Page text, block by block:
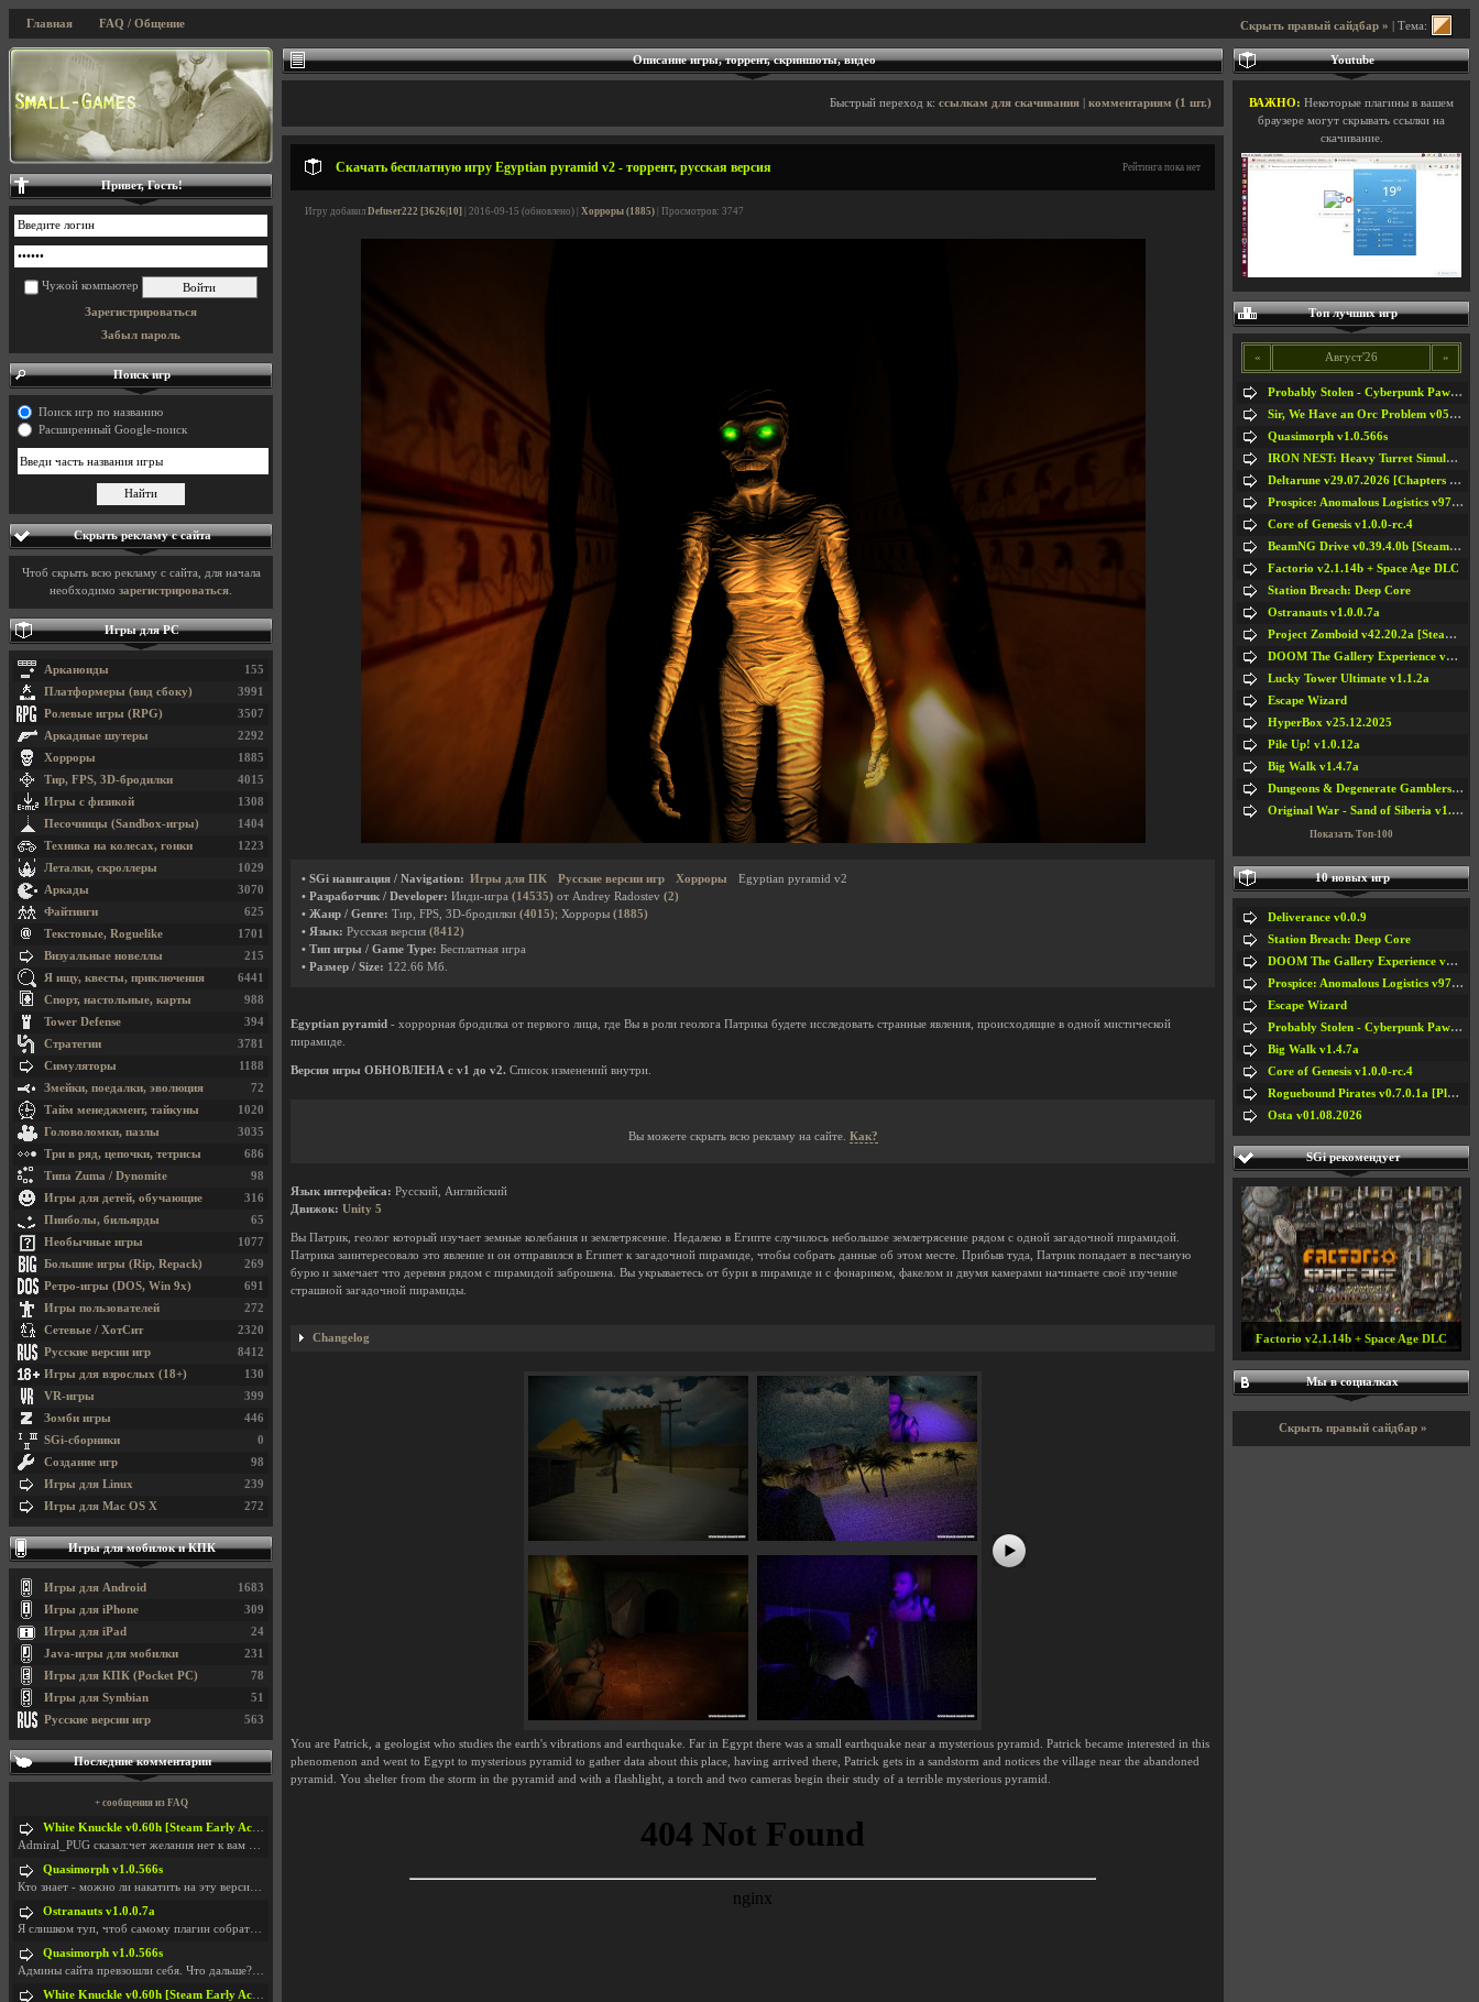
Скрыть правый сайдбар » | Тема:
Главная FAQ / Общение
Описание игры, торрент, скриншоты, видео
Быстрый переход к: ссылкам для скачивания комментариям (1 шт.)
Скачать бесплатную игру Egyptian pyramid v2 - торрент, русская версия Рейтинга пока нет
Игру добавил Defuser222 [3626|10] | 2016-09-15 (обновлено) | Хорроры (1885) | Просмотров: 3747
• SGi навигация / Navigation: Игры для ПК Русские версии игр Хорроры
Egyptian pyramid v2
• Разработчик / Developer: Инди-игра (14535) от Andrey Radostev (2)
• Жанр / Genre: Тир, FPS, 3D-бродилки (4015); Хорроры (1885)
• Язык: Русская версия (8412)
• Тип игры / Game Type: Бесплатная игра
• Размер / Size: 122.66 Мб.
Egyptian pyramid - хоррорная бродилка от первого лица, где Вы в роли геолога Патрика будете исследовать странные явления, происходящие в одной мистической
пирамиде.
Версия игры ОБНОВЛЕНА с v1 до v2. Список изменений внутри.
Вы можете скрыть всю рекламу на сайте. Как?
Язык интерфейса: Русский, Английский
Движок: Unity 5
Вы Патрик, геолог который изучает земные колебания и землетрясение. Недалеко в Египте случилось небольшое землетрясение рядом с одной загадочной пирамидой.
Патрика заинтересовало это явление и он отправился в Египет к загадочной пирамиде, чтобы собрать данные об этом месте. Прибыв туда, Патрик попадает в песчаную
бурю и замечает что деревня рядом с пирамидой заброшена. Вы укрываетесь от бури в пирамиде и с фонариком, факелом и двумя камерами начинаете своё изучение
страшной загадочной пирамиды.
Changelog
#6
#8
You are Patrick, a geologist who studies the earth's vibrations and earthquake. Far in Egypt there was a small earthquake near a mysterious pyramid. Patrick became interested in this
phenomenon and went to Egypt to mysterious pyramid to gather data about this place, having arrived there, Patrick gets in a sandstorm and notices the village near the abandoned
pyramid. You shelter from the storm in the pyramid and with a flashlight, a torch and two cameras begin their study of a terrible mysterious pyramid.
Привет, Гость!
Чужой компьютер
Зарегистрироваться
Забыл пароль
Поиск игр
Поиск игр по названию
Расширенный Google-поиск
Скрыть рекламу с сайта
Чтоб скрыть всю рекламу с сайта, для начала
необходимо зарегистрироваться
Игры для PC
155
Арканоиды
3991
Платформеры (вид сбоку)
3507
Ролевые игры (RPG)
2292
Аркадные шутеры
1885
Хорроры
4015
Тир, FPS, 3D-бродилки
1308
Игры с физикой
1404
Песочницы (Sandbox-игры)
1223
Техника на колесах, гонки
1029
Леталки, скроллеры
3070
Аркады
625
Файтинги
1701
Текстовые, Roguelike
215
Визуальные новеллы
6441
Я ищу, квесты, приключения
988
Спорт, настольные, карты
394
Tower Defense
3781
Стратегии
1188
Симуляторы
72
Змейки, поедалки, эволюция
1020
Тайм менеджмент, тайкуны
3035
Головоломки, пазлы
686
Три в ряд, цепочки, тетрисы
98
Типа Zuma / Dynomite
316
Игры для детей, обучающие
65
Пинболы, бильярды
1077
Необычные игры
269
Большие игры (Rip, Repack)
691
Ретро-игры (DOS, Win 9x)
272
Игры пользователей
2320
Сетевые / ХотСит
8412
Русские версии игр
130
Игры для взрослых (18+)
399
VR-игры
446
Зомби игры
0
SGi-сборники
98
Создание игр
239
Игры для Linux
272
Игры для Mac OS X
Игры для мобилок и КПК
1683
Игры для Android
309
Игры для iPhone
24
Игры для iPad
231
Java-игры для мобилки
78
Игры для КПК (Pocket PC)
51
Игры для Symbian
563
Русские версии игр
Последние комментарии
+ сообщения из FAQ
White Knuckle v0.60h [Steam Early Access]
Admiral_PUG сказал:чет желания нет к вам сюда захо
Quasimorph v1.0.566s
Кто знает - можно ли накатить на эту версию моды?
Ostranauts v1.0.0.7a
Я слишком туп, чтоб самому плагин собрать. И что-т
Quasimorph v1.0.566s
Админы сайта превзошли себя. Что дальше? Засунь се
White Knuckle v0.60h [Steam Early Access]
Youtube
ВАЖНО: Некоторые плагины в вашем
браузере могут скрывать ссылки на
скачивание.
Топ лучших игр
« Август'26 »
Probably Stolen - Cyberpunk Pawnshop Simulator v048c [Playtest]
Sir, We Have an Orc Problem v05.08.2026
Quasimorph v1.0.566s
IRON NEST: Heavy Turret Simulator v1.0a
Deltarune v29.07.2026 [Chapters 1-5] / + RUS [Chapters 1-5]
Prospice: Anomalous Logistics v97 [Playtest]
Core of Genesis v1.0.0-rc.4
BeamNG Drive v0.39.4.0b [Steam Early Access]
Factorio v2.1.14b + Space Age DLC
Station Breach: Deep Core
Ostranauts v1.0.0.7a
Project Zomboid v42.20.2a [Steam Early Access]
DOOM The Gallery Experience v1.4.2
Lucky Tower Ultimate v1.1.2a
Escape Wizard
HyperBox v25.12.2025
Pile Up! v1.0.12a
Big Walk v1.4.7a
Dungeons & Degenerate Gamblers v2.0.2a
Original War - Sand of Siberia v1.6.30
Показать Топ-100
10 новых игр
Deliverance v0.0.9
Station Breach: Deep Core
DOOM The Gallery Experience v1.4.2
Prospice: Anomalous Logistics v97 [Playtest]
Escape Wizard
Probably Stolen - Cyberpunk Pawnshop Simulator v048c [Playtest]
Big Walk v1.4.7a
Core of Genesis v1.0.0-rc.4
Roguebound Pirates v0.7.0.1a [Playtest]
Osta v01.08.2026
SGi рекомендует
Factorio v2.1.14b + Space Age DLC
Мы в социалках
Скрыть правый сайдбар »